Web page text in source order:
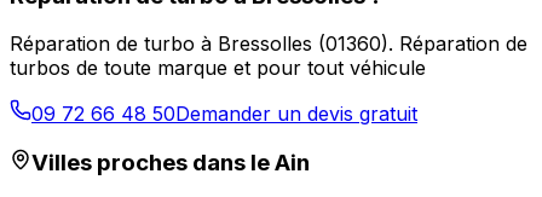
Réparation de turbo à Bressolles (01360). Réparation de
turbos de toute marque et pour tout véhicule
09 72 66 48 50Demander un devis gratuit
Villes proches dans leAin